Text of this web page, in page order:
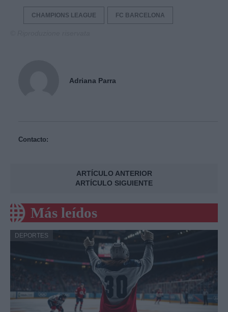
CHAMPIONS LEAGUE FC BARCELONA
Adriana Parra
Contacto:
ARTÍCULO ANTERIOR
ARTÍCULO SIGUIENTE
Más leídos
DEPORTES